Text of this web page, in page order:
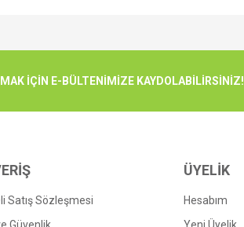
İÇİN E-BÜLTENİMİZE KAYDOLABİLİRSİNİZ!
Satış Sözleşmesi
ÜYELİK
Hesabım